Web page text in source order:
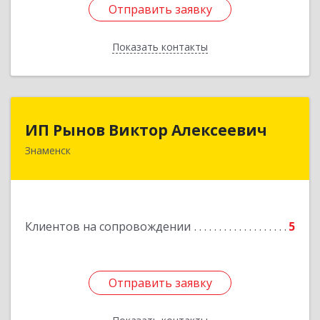
Отправить заявку
Показать контакты
Отправить заявку
Назад
ИП Рынов Виктор Алексеевич
Знаменск
Клиентов на сопровождении 5
Отправить заявку
Отправить заявку